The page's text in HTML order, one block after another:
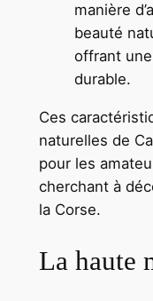
manière
beauté
offrant
durable.
Ces
naturelles de
pour les
cherchant à
la Corse.
La haute